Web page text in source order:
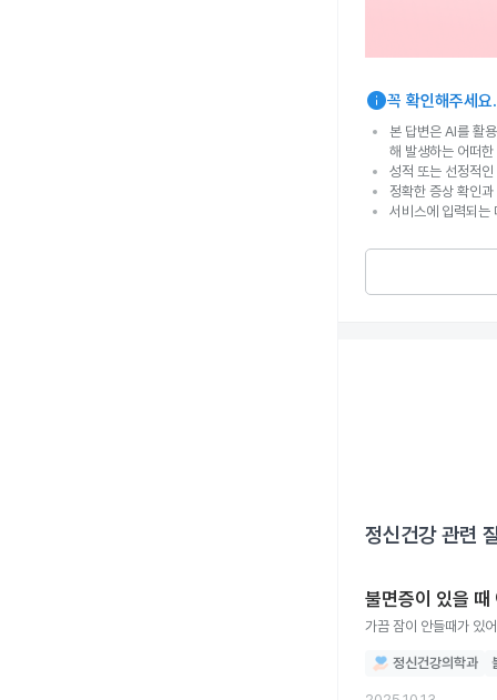
info꼭 확인해주세요.
본 답변은 AI를 활
해 발생하는 어떠
성적 또는 선정적
정확한 증상 확인
서비스에 입력되
정신건강관련
불면증이 있을
가끔 잠이 안들때가 있
정신건강의학과